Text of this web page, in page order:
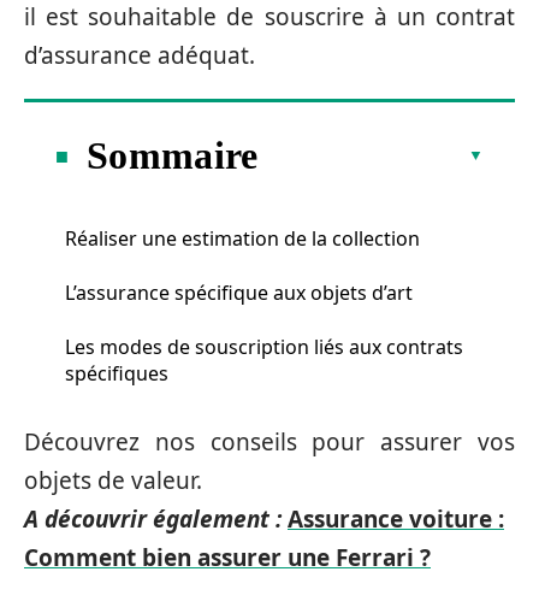
il est souhaitable de souscrire à un contrat
d’assurance adéquat.
Sommaire
Réaliser une estimation de la collection
L’assurance spécifique aux objets d’art
Les modes de souscription liés aux contrats
spécifiques
Découvrez nos conseils pour assurer vos
objets de valeur.
A découvrir également :Assurance voiture :
Comment bien assurer une Ferrari ?